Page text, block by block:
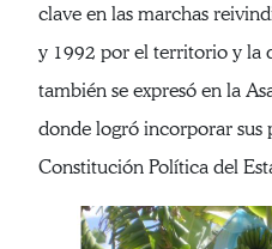
clave en las marchas
y 1992 por el territorio y la
también se expresó en la
donde logró incorporar sus
Constitución Política del